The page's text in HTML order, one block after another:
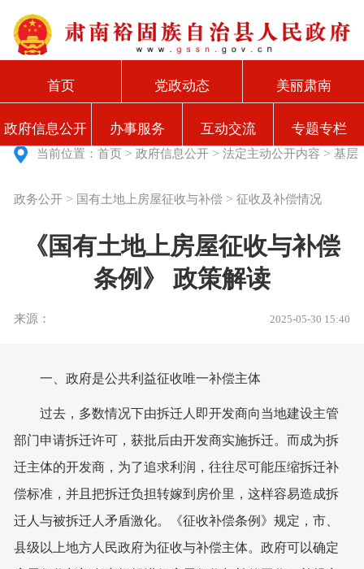
首页 党政动态 美丽肃南
政府信息公开 办事服务 互动交流 专题专栏
当前位置：首页 >政府信息公开 >法定主动公开内容 >基层
政务公开 > 国有土地上房屋征收与补偿 >征收及补偿情况
《国有土地上房屋征收与补偿
条例》 政策解读
来源： 2025-05-30 15:40
一、政府是公共利益征收唯一补偿主体
过去，多数情况下由拆迁人即开发商向当地建设主管
部门申请拆迁许可，获批后由开发商实施拆迁。而成为拆
迁主体的开发商，为了追求利润，往往尽可能压缩拆迁补
偿标准，并且把拆迁负担转嫁到房价里，这样容易造成拆
迁人与被拆迁人矛盾激化。《征收补偿条例》规定，市、
县级以上地方人民政府为征收与补偿主体。政府可以确定